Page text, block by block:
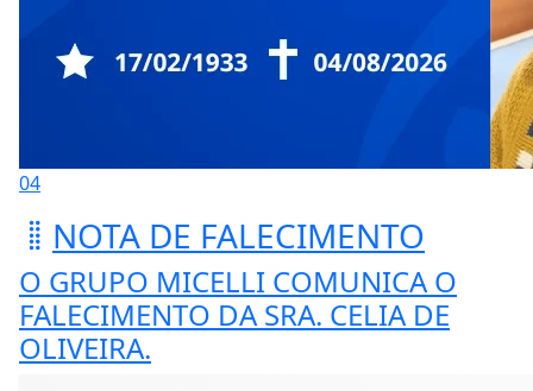
04
NOTA DE FALECIMENTO
O GRUPO MICELLI COMUNICA O
FALECIMENTO DA SRA. CELIA DE
OLIVEIRA.